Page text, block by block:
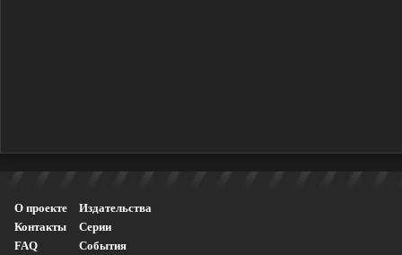
О проекте
Контакты
FAQ
Издательства
Серии
События